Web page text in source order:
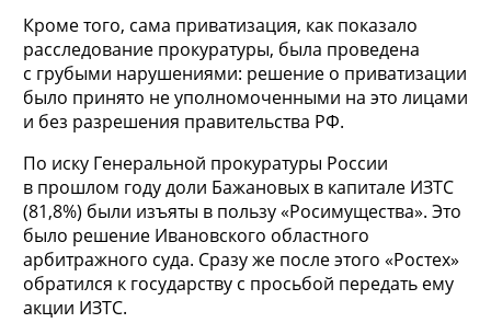
Кроме того, сама приватизация, как показало
расследование прокуратуры, была проведена
с грубыми нарушениями: решение о приватизации
было принято не уполномоченными на это лицами
и без разрешения правительства РФ.
По иску Генеральной прокуратуры России
в прошлом году доли Бажановых в капитале ИЗТС
(81,8%) были изъяты в пользу «Росимущества». Это
было решение Ивановского областного
арбитражного суда. Сразу же после этого «Ростех»
обратился к государству с просьбой передать ему
акции ИЗТС.